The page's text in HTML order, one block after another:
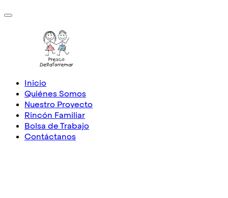
Inicio
Quiénes Somos
Nuestro Proyecto
Rincón Familiar
Bolsa de Trabajo
Contáctanos